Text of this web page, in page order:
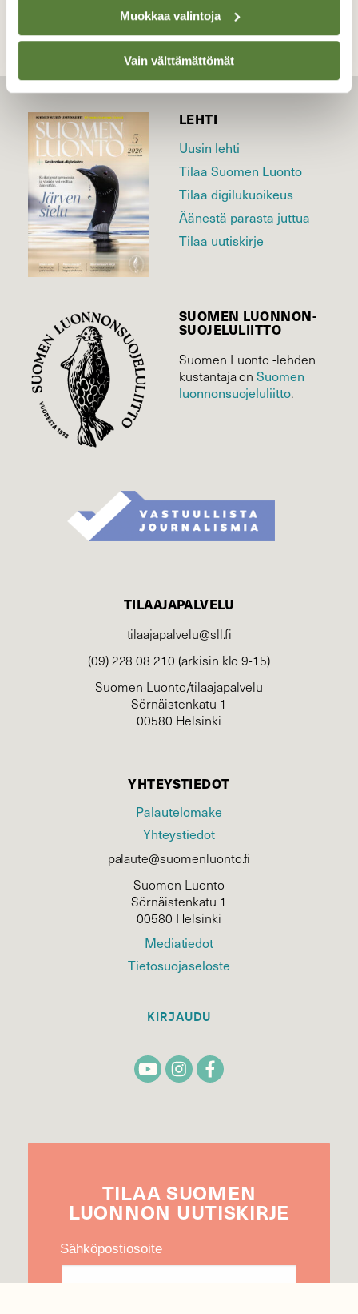
Muokkaa valintoja
Vain välttämättömät
LEHTI
Uusin lehti
Tilaa Suomen Luonto
Tilaa digilukuoikeus
Äänestä parasta juttua
Tilaa uutiskirje
SUOMEN LUONNON­
SUOJELU­LIITTO
Suomen Luonto -lehden
kustantaja onSuomen
luonnonsuojelu­liitto.
TILAAJAPALVELU
tilaajapalvelu@sll.fi
(09) 228 08 210 (arkisin klo 9-15)
Suomen Luonto/tilaajapalvelu
Sörnäistenkatu 1
00580 Helsinki
YHTEYSTIEDOT
Palautelomake
Yhteystiedot
palaute@suomenluonto.fi
Suomen Luonto
Sörnäistenkatu 1
00580 Helsinki
Mediatiedot
Tietosuojaseloste
KIRJAUDU
TILAA SUOMEN
LUONNON UUTIS­KIRJE
Sähköpostiosoite